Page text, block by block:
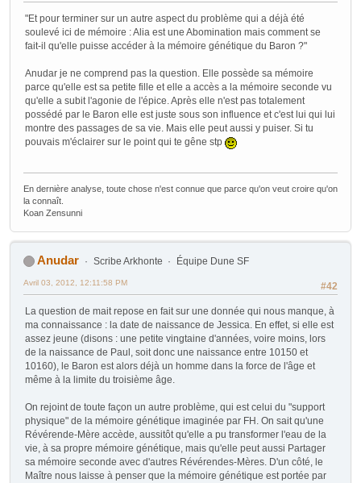
"Et pour terminer sur un autre aspect du problème qui a déjà été
soulevé ici de mémoire : Alia est une Abomination mais comment se
fait-il qu'elle puisse accéder à la mémoire génétique du Baron ?"
Anudar je ne comprend pas la question. Elle possède sa mémoire
parce qu'elle est sa petite fille et elle a accès a la mémoire seconde vu
qu'elle a subit l'agonie de l'épice. Après elle n'est pas totalement
possédé par le Baron elle est juste sous son influence et c'est lui qui lui
montre des passages de sa vie. Mais elle peut aussi y puiser. Si tu
pouvais m'éclairer sur le point qui te gêne stp
En dernière analyse, toute chose n'est connue que parce qu'on veut croire qu'on
la connaît.
Koan Zensunni
Anudar Scribe Arkhonte Équipe Dune SF
#42
Avril 03, 2012, 12:11:58 PM
La question de mait repose en fait sur une donnée qui nous manque, à
ma connaissance : la date de naissance de Jessica. En effet, si elle est
assez jeune (disons : une petite vingtaine d'années, voire moins, lors
de la naissance de Paul, soit donc une naissance entre 10150 et
10160), le Baron est alors déjà un homme dans la force de l'âge et
même à la limite du troisième âge.
On rejoint de toute façon un autre problème, qui est celui du "support
physique" de la mémoire génétique imaginée par FH. On sait qu'une
Révérende-Mère accède, aussitôt qu'elle a pu transformer l'eau de la
vie, à sa propre mémoire génétique, mais qu'elle peut aussi Partager
sa mémoire seconde avec d'autres Révérendes-Mères. D'un côté, le
Maître nous laisse à penser que la mémoire génétique est portée par